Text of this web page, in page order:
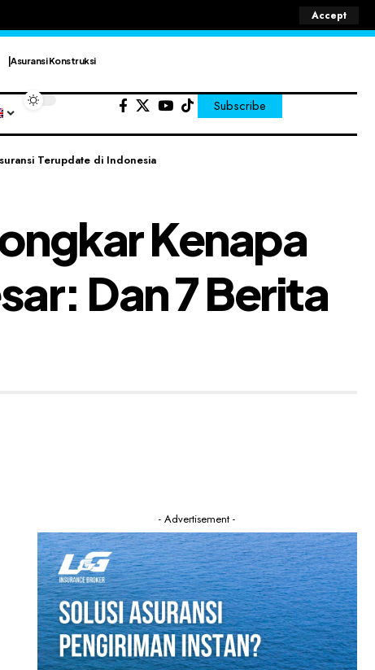
Accept
Asuransi Konstruksi
Subscribe
Terupdate di Indonesia
Kenapa
Dan 7 Berita
- Advertisement -